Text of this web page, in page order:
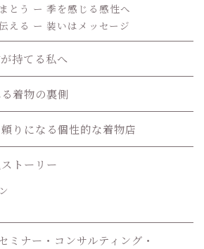
とう ー 季を感じる感性へ
える ー 装いはメッセージ
持てる私へ
着物の裏側
りになる個性的な着物店
トーリー
ミナー・コンサルティング・